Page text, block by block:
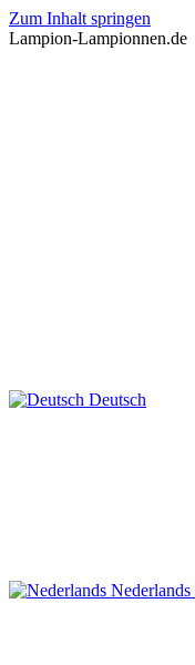
Zum Inhalt springen
Lampion-Lampionnen.de
Deutsch
Nederlands